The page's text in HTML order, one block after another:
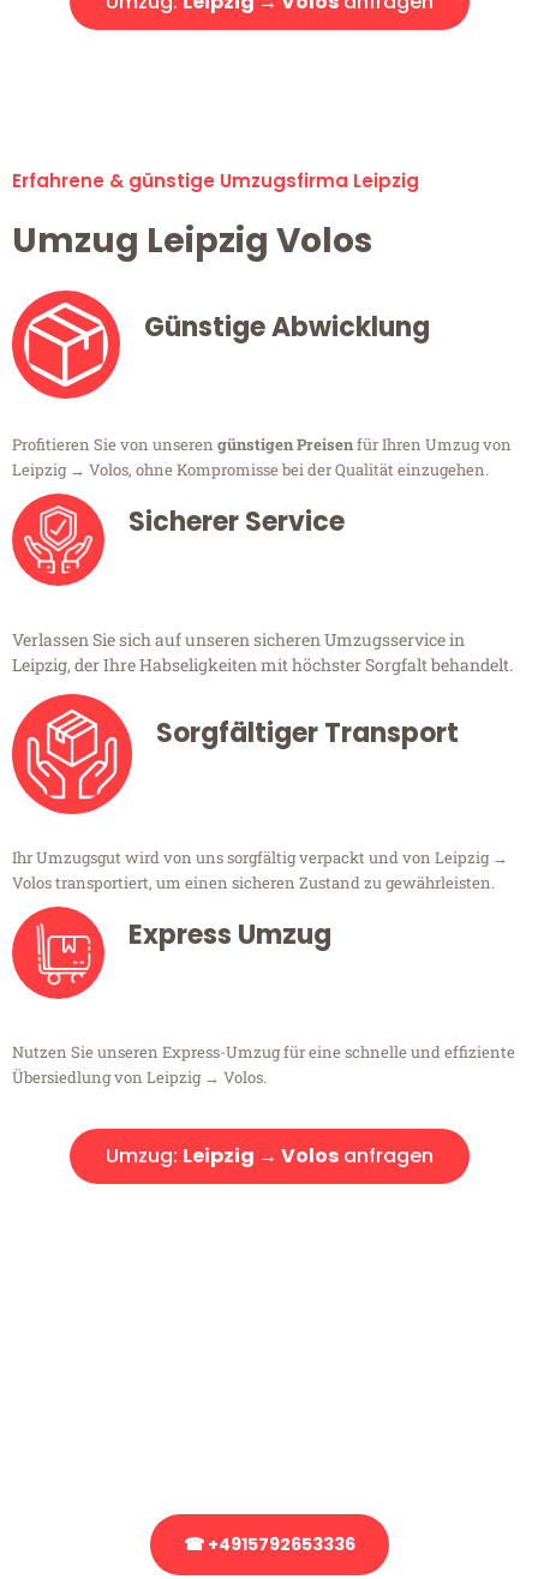
Erfahrene & günstige Umzugsfirma Leipzig
Umzug Leipzig Volos
Günstige Abwicklung
Profitieren Sie von unseren günstigen Preisenfür Ihren Umzug von
Leipzig → Volos, ohne Kompromisse bei der Qualität einzugehen.
Sicherer Service
Verlassen Sie sich auf unseren sicheren Umzugsservice in
Leipzig, der Ihre Habseligkeiten mit höchster Sorgfalt behandelt.
Sorgfältiger Transport
Ihr Umzugsgut wird von uns sorgfältig verpackt und von Leipzig →
Volos transportiert, um einen sicheren Zustand zu gewährleisten.
Express Umzug
Nutzen Sie unseren Express-Umzug für eine schnelle und effiziente
Übersiedlung von Leipzig → Volos.
Umzug: Leipzig → Volosanfragen
☎ +4915792653336